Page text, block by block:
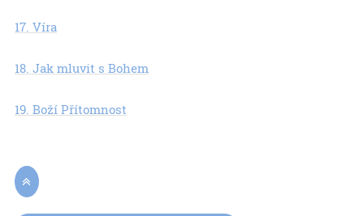
17. Víra
18. Jak mluvit s Bohem
19. Boží Přítomnost
